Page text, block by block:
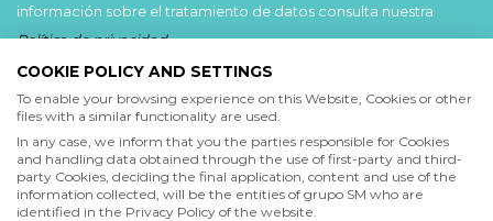
información sobre el tratamiento de datos consulta nuestra
Política de privacidad.
He leído y acepto lasCondiciones de uso
Política de privacidad
Acepto
COOKIE POLICY AND SETTINGS
To enable your browsing experience on this Website, Cookies or other
files with a similar functionality are used.
In any case, we inform that you the parties responsible for Cookies
and handling data obtained through the use of first-party and third-
party Cookies, deciding the final application, content and use of the
information collected, will be the entities of grupo SM who are
identified in the Privacy Policy of the website.